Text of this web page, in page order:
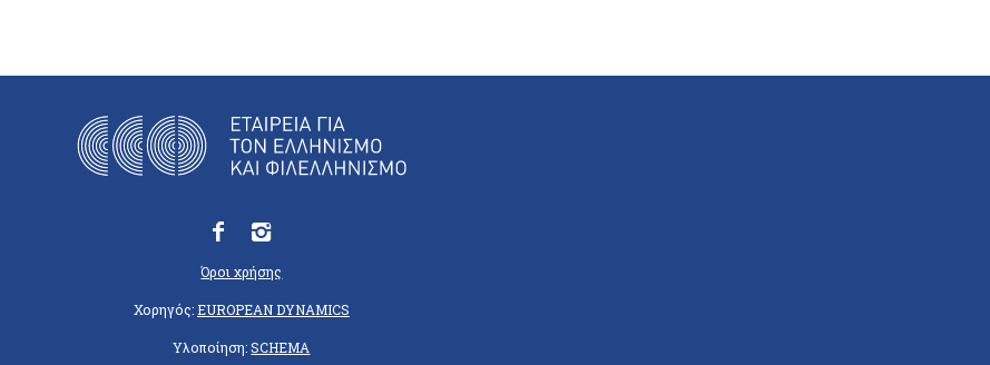
Όροι χρήσης
Χορηγός:EUROPEAN DYNAMICS
Υλοποίηση:SCHEMA